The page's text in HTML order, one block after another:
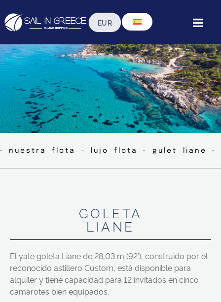
nuestra flota ◦ lujo flota ◦ gulet liane
GOLETA
LIANE
El yate goleta Liane de 28,03 m (92′), construido por el
reconocido astillero Custom, está disponible para
alquiler y tiene capacidad para 12 invitados en cinco
camarotes bien equipados.